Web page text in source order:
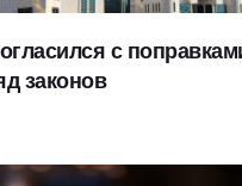
с
законов